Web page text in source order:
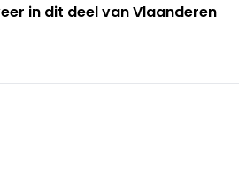
in dit deel van Vlaanderen